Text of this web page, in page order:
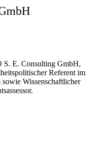
S. E. Consulting GmbH,
Referent im
Wissenschaftlicher